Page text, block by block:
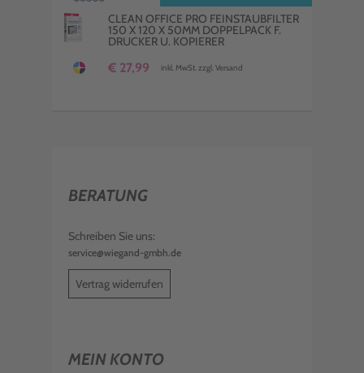
CLEAN OFFICE PRO FEINSTAUBFILTER
150 X 120 X 50MM DOPPELPACK F.
DRUCKER U. KOPIERER
€ 27,99 inkl. MwSt. zzgl. Versand
BERATUNG
Schreiben Sie uns:
service@wiegand-gmbh.de
Vertrag widerrufen
MEIN KONTO